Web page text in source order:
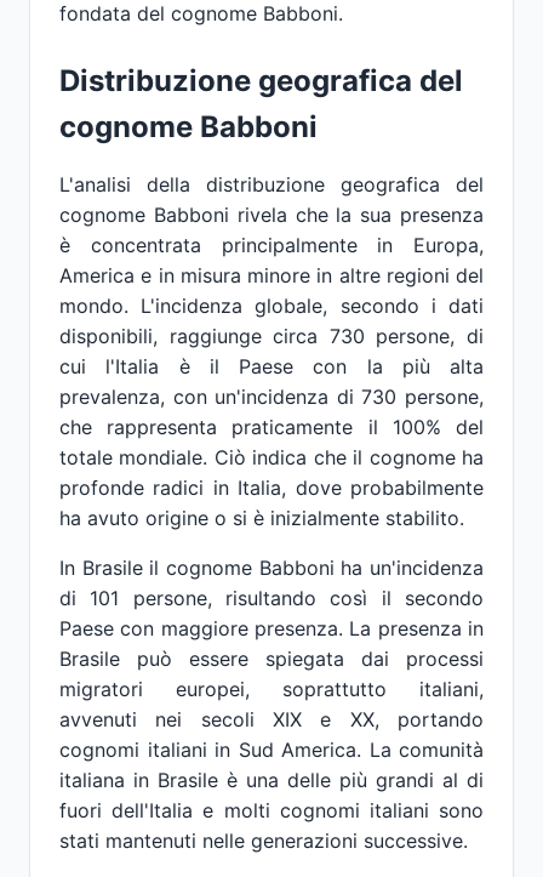
fondata del cognome Babboni.
Distribuzione geografica del
cognome Babboni
L'analisi della distribuzione geografica del
cognome Babboni rivela che la sua presenza
è concentrata principalmente in Europa,
America e in misura minore in altre regioni del
mondo. L'incidenza globale, secondo i dati
disponibili, raggiunge circa 730 persone, di
cui l'Italia è il Paese con la più alta
prevalenza, con un'incidenza di 730 persone,
che rappresenta praticamente il 100% del
totale mondiale. Ciò indica che il cognome ha
profonde radici in Italia, dove probabilmente
ha avuto origine o si è inizialmente stabilito.
In Brasile il cognome Babboni ha un'incidenza
di 101 persone, risultando così il secondo
Paese con maggiore presenza. La presenza in
Brasile può essere spiegata dai processi
migratori europei, soprattutto italiani,
avvenuti nei secoli XIX e XX, portando
cognomi italiani in Sud America. La comunità
italiana in Brasile è una delle più grandi al di
fuori dell'Italia e molti cognomi italiani sono
stati mantenuti nelle generazioni successive.